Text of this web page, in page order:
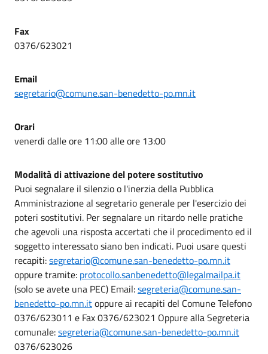
Fax
0376/623021
Email
segretario@comune.san-benedetto-po.mn.it
Orari
venerdi dalle ore 11:00 alle ore 13:00
Modalità di attivazione del potere sostitutivo
Puoi segnalare il silenzio o l'inerzia della Pubblica
Amministrazione al segretario generale per l'esercizio dei
poteri sostitutivi. Per segnalare un ritardo nelle pratiche
che agevoli una risposta accertati che il procedimento ed il
soggetto interessato siano ben indicati. Puoi usare questi
recapiti:segretario@comune.san-benedetto-po.mn.it
oppure tramite: protocollo.sanbenedetto@legalmailpa.it
(solo se avete una PEC) Email:segreteria@comune.san-
benedetto-po.mn.itoppure ai recapiti del Comune Telefono
0376/623011 e Fax 0376/623021 Oppure alla Segreteria
comunale:segreteria@comune.san-benedetto-po.mn.it
0376/623026